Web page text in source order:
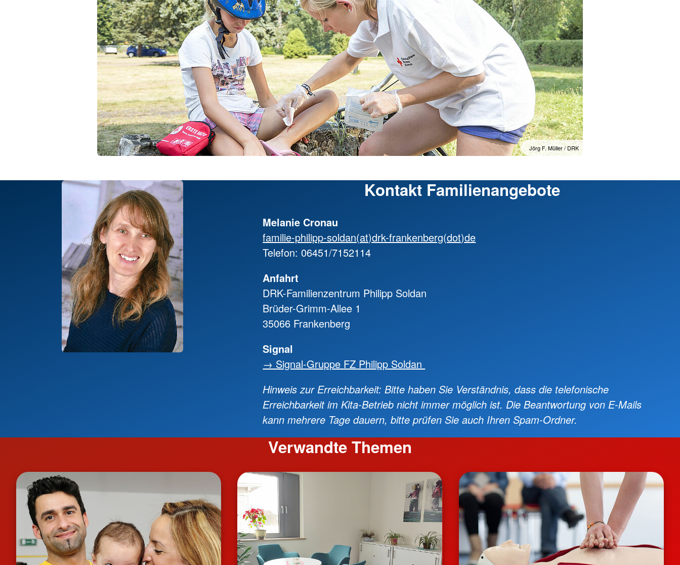
Jörg F. Müller / DRK
Kontakt Familienangebote
Melanie Cronau
familie-philipp-soldan(at)drk-frankenberg(dot)de
Telefon: 06451/7152114
Anfahrt
DRK-Familienzentrum Philipp Soldan
Brüder-Grimm-Allee 1
35066 Frankenberg
Signal
→ Signal-Gruppe FZ Philipp Soldan
Hinweis zur Erreichbarkeit: Bitte haben Sie Verständnis, dass die telefonische
Erreichbarkeit im Kita-Betrieb nicht immer möglich ist. Die Beantwortung von E-Mails
kann mehrere Tage dauern, bitte prüfen Sie auch Ihren Spam-Ordner.
Verwandte Themen